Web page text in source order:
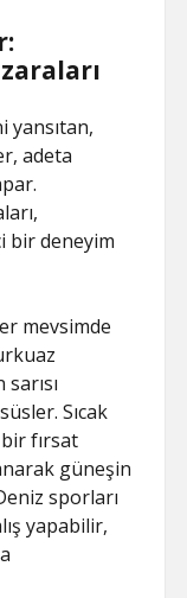
yansıtan,
adeta
bir deneyim
mevsimde
Sıcak
fırsat
güneşin
sporları
yapabilir,